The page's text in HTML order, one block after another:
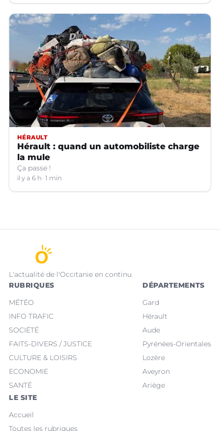
HÉRAULT
Hérault : quand un automobiliste charge
la mule
Ça passe !
il y a 6 h 1 min
L'actualité de l'Occitanie en continu
RUBRIQUES
MÉTÉO
INFO TRAFIC
SOCIÉTÉ
FAITS-DIVERS / JUSTICE
CULTURE & LOISIRS
ECONOMIE
SANTÉ
DÉPARTEMENTS
Gard
Hérault
Aude
Pyrénées-Orientales
Lozère
Aveyron
Ariège
LE SITE
Accueil
Toutes les rubriques